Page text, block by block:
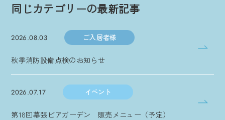
同じカテゴリーの最新記事
2026.08.03 ご入居者様
秋季消防設備点検のお知らせ
2026.07.17 イベント
第18回幕張ビアガーデン 販売メニュー（予定）